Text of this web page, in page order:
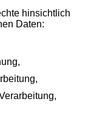
hinsichtlich
Daten: